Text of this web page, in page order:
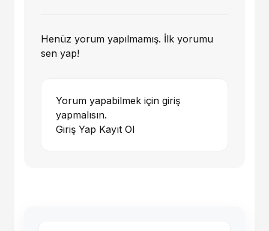
Henüz yorum yapılmamış. İlk yorumu
sen yap!
Yorum yapabilmek için giriş
yapmalısın.
Giriş Yap Kayıt Ol